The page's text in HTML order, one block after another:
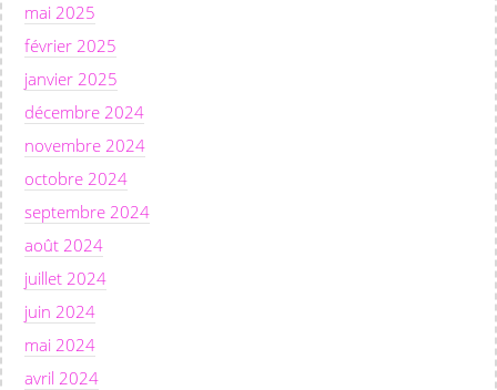
mai 2025
février 2025
janvier 2025
décembre 2024
novembre 2024
octobre 2024
septembre 2024
août 2024
juillet 2024
juin 2024
mai 2024
avril 2024